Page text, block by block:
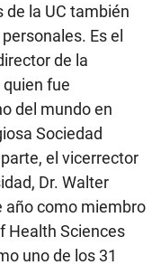
de la UC también
Es el
de la
fue
del mundo en
Sociedad
el vicerrector
Dr. Walter
año como miembro
Health Sciences
uno de los 31